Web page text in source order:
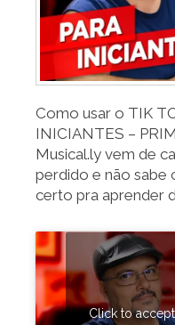
Como usar o TIK
INICIANTES –
Musical.ly vem de
perdido e não sabe
certo pra aprender
Click to